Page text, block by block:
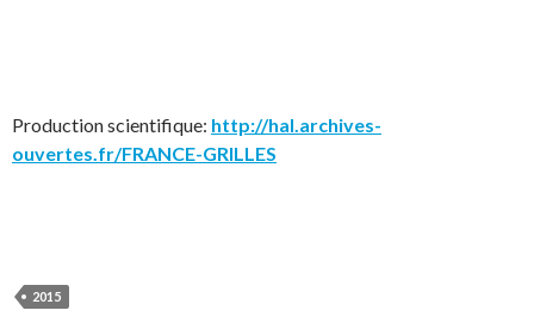
Production scientifique: http://hal.archives-
ouvertes.fr/FRANCE-GRILLES
2015